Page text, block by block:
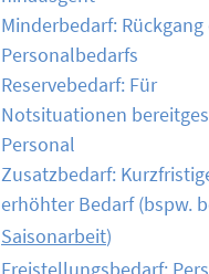
Minderbedarf: Rückgang
Personalbedarfs
Reservebedarf: Für
Notsituationen
Personal
Zusatzbedarf:
erhöhter Bedarf (bspw.
Saisonarbeit)